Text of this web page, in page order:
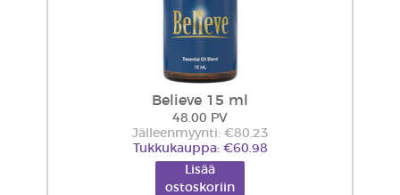
Believe 15 ml
48.00 PV
Jälleenmyynti: €80.23
Tukkukauppa: €60.98
Lisää
ostoskoriin